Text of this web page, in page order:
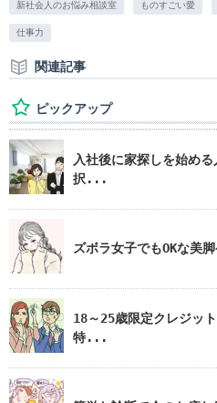
新社会人のお悩み相談室 ものすごい愛
仕事力
関連記事
ピックアップ
入社後に家探しを始め
択...
ズボラ女子でもOKな美
18～25歳限定クレジッ
特...